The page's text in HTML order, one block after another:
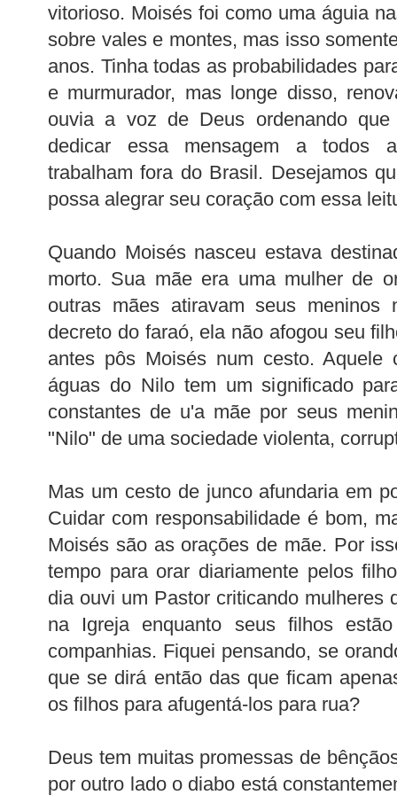
vitorioso. Moisés foi como uma águia
sobre vales e montes, mas isso
anos. Tinha todas as probabilidades
e murmurador, mas longe disso,
ouvia a voz de Deus ordenando que
dedicar essa mensagem a todos
trabalham fora do Brasil. Desejamos
possa alegrar seu coração com essa
Quando Moisés nasceu estava
morto. Sua mãe era uma mulher de
outras mães atiravam seus
decreto do faraó, ela não afogou seu
antes pôs Moisés num cesto. Aquele
águas do Nilo tem um significado
constantes de u'a mãe por seus
"Nilo" de uma sociedade violenta,
Mas um cesto de junco afundaria em
Cuidar com responsabilidade é bom,
Moisés são as orações de mãe. Por
tempo para orar diariamente pelos
dia ouvi um Pastor criticando mulheres
na Igreja enquanto seus filhos
companhias. Fiquei pensando, se
que se dirá então das que ficam
os filhos para afugentá-los para rua?
Deus tem muitas promessas de
por outro lado o diabo está